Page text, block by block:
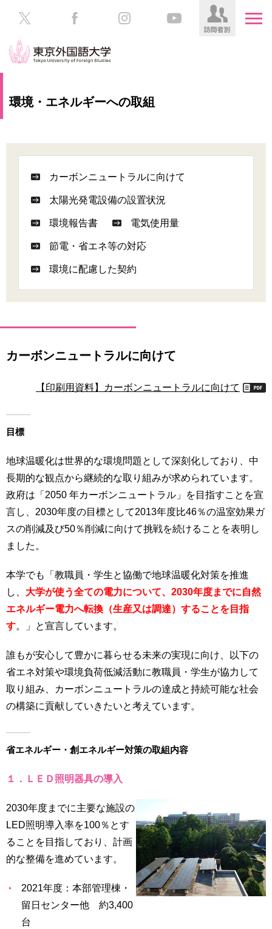
会
入
試
寄
附
を
す
る
問
合
わ
せ
交
通
ア
ク
セ
サ
マ
プ
験
方
方
生
地
の
方
職
員
専
環境・エネルギーへの取組
カーボンニュートラルに向けて
太陽光発電設備の設置状況
環境報告書
電気使用量
節電・省エネ等の対応
環境に配慮した契約
カーボンニュートラルに向けて
【印刷用資料】カーボンニュートラルに向けて
目標
地球温暖化は世界的な環境問題として深刻化しており、中
長期的な観点から継続的な取り組みが求められています。
政府は「2050 年カーボンニュートラル」を目指すことを宣
言し、2030年度の目標として2013年度比46％の温室効果ガ
スの削減及び50％削減に向けて挑戦を続けることを表明し
ました。
本学でも「教職員・学生と協働で地球温暖化対策を推進
し、 大学が使う全ての電力について、2030年度までに自然
エネルギー電力へ転換（生産又は調達）することを目指
す。」と宣言しています。
誰もが安心して豊かに暮らせる未来の実現に向け、以下の
省エネ対策や環境負荷低減活動に教職員・学生が協力して
取り組み、カーボンニュートラルの達成と持続可能な社会
の構築に貢献していきたいと考えています。
省エネルギー・創エネルギー対策の取組内容
１．ＬＥＤ照明器具の導入
2030年度までに主要な施設の
LED照明導入率を100％とす
ることを目指しており、計画
的な整備を進めています。
2021年度：本部管理棟・
留⽇センター他 約3,400
台